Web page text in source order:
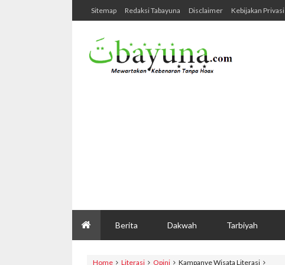
Sitemap Redaksi Tabayuna Disclaimer Kebijakan Privasi
Berita Dakwah Tarbiyah
Home Literasi Opini Kampanye Wisata Literasi